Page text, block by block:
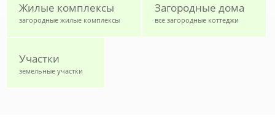
Жилые комплексы
загородные жилые комплексы
Загородные дома
все загородные коттеджи
Участки
земельные участки